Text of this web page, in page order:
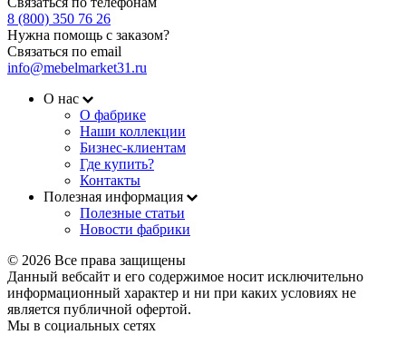
8 (800) 350 76 26
Нужна помощь с заказом?
Связаться по email
info@mebelmarket31.ru
О нас
О фабрике
Наши коллекции
Бизнес-клиентам
Где купить?
Контакты
Полезная информация
Полезные статьи
Новости фабрики
© 2026 Все права защищены
Данный вебсайт и его содержимое носит исключительно
информационный характер и ни при каких условиях не
является публичной офертой.
Мы в социальных сетях